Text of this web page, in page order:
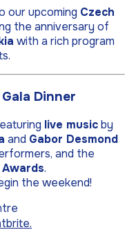
our upcoming Czech
the anniversary of
with a rich program
Dinner
live musicby
and Gabor Desmond
and the
.
the weekend!